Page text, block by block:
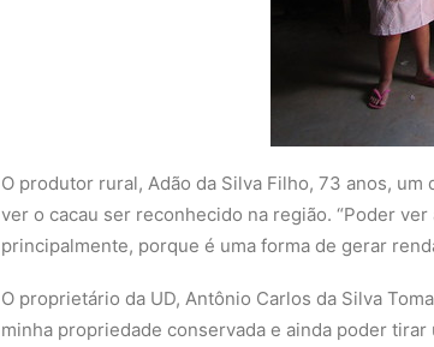
O produtor rural, Adão da Silva Filho, 73 anos,
ver o cacau ser reconhecido na região. “Poder
principalmente, porque é uma forma de gerar
O proprietário da UD, Antônio Carlos da Silva
minha propriedade conservada e ainda poder